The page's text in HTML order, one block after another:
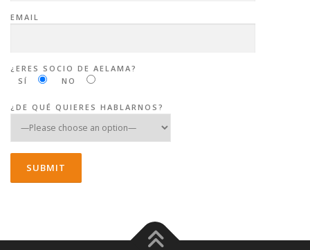
EMAIL
¿ERES SOCIO DE AELAMA?
SÍ
NO
¿DE QUÉ QUIERES HABLARNOS?